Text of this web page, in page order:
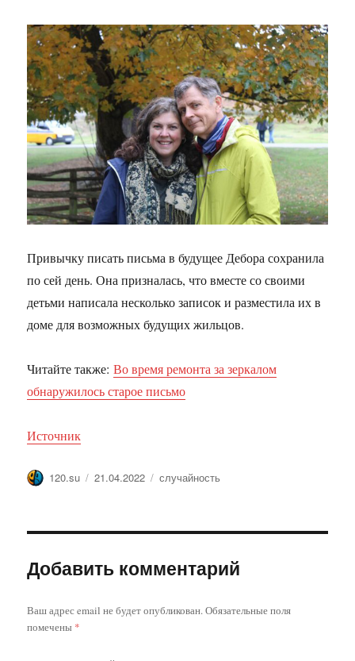
Привычку писать письма в будущее Дебора сохранила
по сей день. Она призналась, что вместе со своими
детьми написала несколько записок и разместила их в
доме для возможных будущих жильцов.
Читайте также:Во время ремонта за зеркалом
обнаружилось старое письмо
Источник
Автор
120.su Опубликовано
21.04.2022 Метки
случайность
Добавить комментарий
Ваш адрес email не будет опубликован.Обязательные поля
помечены *